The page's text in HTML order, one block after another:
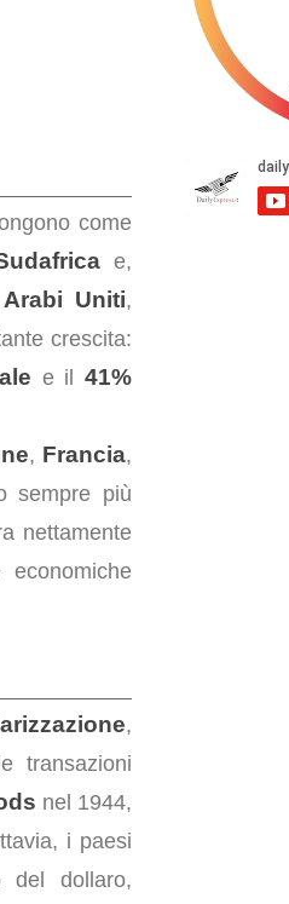
come
e,
Uniti,
crescita:
e il 41%
, Francia,
sempre più
nettamente
,
transazioni
nel 1944,
i paesi
del dollaro,